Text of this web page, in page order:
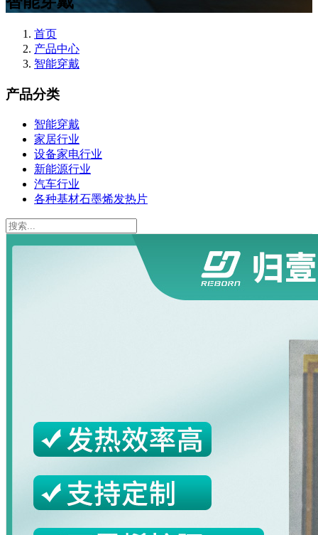
首页
产品中心
智能穿戴
产品分类
智能穿戴
家居行业
设备家电行业
新能源行业
汽车行业
各种基材石墨烯发热片